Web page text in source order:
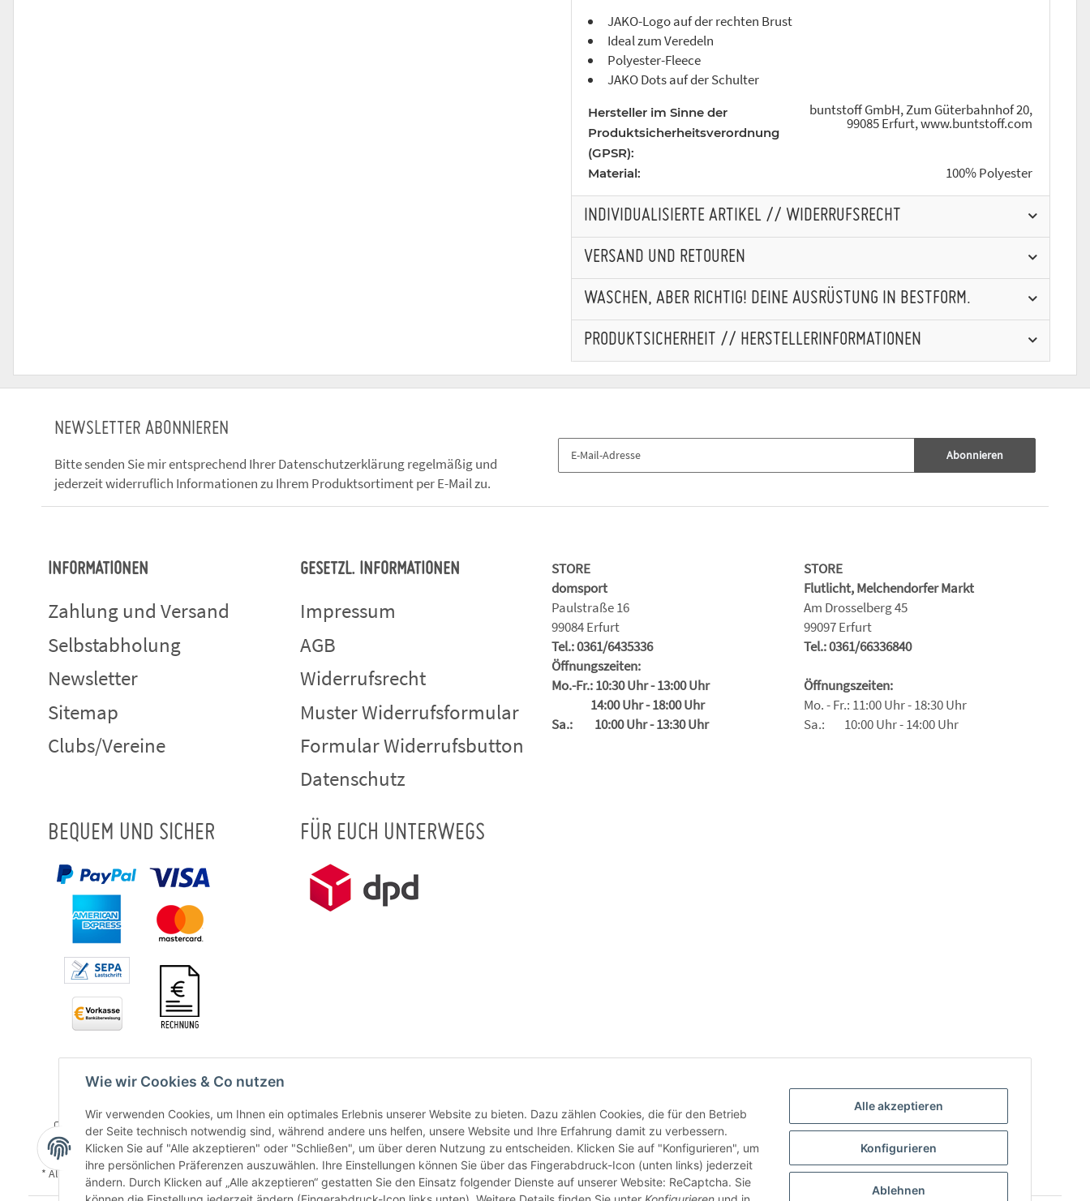
JAKO-Logo auf der rechten Brust
Ideal zum Veredeln
Polyester-Fleece
JAKO Dots auf der Schulter
Hersteller im Sinne der
Produktsicherheitsverordnung
(GPSR):
buntstoff GmbH, Zum Güterbahnhof 20,
99085 Erfurt, www.buntstoff.com
Material: 100% Polyester
INDIVIDUALISIERTE ARTIKEL // WIDERRUFSRECHT
VERSAND UND RETOUREN
WASCHEN, ABER RICHTIG! DEINE AUSRÜSTUNG IN BESTFORM.
PRODUKTSICHERHEIT // HERSTELLERINFORMATIONEN
NEWSLETTER ABONNIEREN
Bitte senden Sie mir entsprechend IhrerDatenschutzerklärungregelmäßig und
jederzeit widerruflich Informationen zu Ihrem Produktsortiment per E-Mail zu.
Abonnieren
INFORMATIONEN
Zahlung und Versand
Selbstabholung
Newsletter
Sitemap
Clubs/Vereine
GESETZL. INFORMATIONEN
Impressum
AGB
Widerrufsrecht
Muster Widerrufsformular
Formular Widerrufsbutton
Datenschutz
STORE
domsport
Paulstraße 16
99084 Erfurt
Tel.: 0361/6435336
Öffnungszeiten:
Mo.-Fr.: 10:30 Uhr - 13:00 Uhr
14:00 Uhr - 18:00 Uhr
Sa.: 10:00 Uhr - 13:30 Uhr
STORE
Flutlicht, Melchendorfer Markt
Am Drosselberg 45
99097 Erfurt
Tel.: 0361/66336840
Öffnungszeiten:
Mo. - Fr.: 11:00 Uhr - 18:30 Uhr
Sa.: 10:00 Uhr - 14:00 Uhr
BEQUEM UND SICHER FÜR EUCH UNTERWEGS
* Alle Preise inkl. gesetzlicher USt., zzgl.Versand
Wie wir Cookies & Co nutzen
Wir verwenden Cookies, um Ihnen ein optimales Erlebnis unserer Website zu bieten. Dazu zählen Cookies, die für den Betrieb
der Seite technisch notwendig sind, während andere uns helfen, unsere Website und Ihre Erfahrung damit zu verbessern.
Klicken Sie auf "Alle akzeptieren" oder "Schließen", um über deren Nutzung zu entscheiden. Klicken Sie auf "Konfigurieren", um
ihre persönlichen Präferenzen auszuwählen. Ihre Einstellungen können Sie über das Fingerabdruck-Icon (unten links) jederzeit
ändern. Durch Klicken auf „Alle akzeptieren“ gestatten Sie den Einsatz folgender Dienste auf unserer Website: ReCaptcha. Sie
Alle akzeptieren
Konfigurieren
Ablehnen